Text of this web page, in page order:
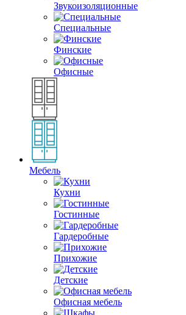
Звукоизоляционные
Специальные
Финские
Офисные
Мебель
Кухни
Гостинные
Гардеробные
Прихожие
Детские
Офисная мебель